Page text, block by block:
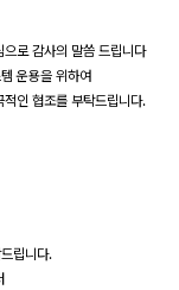
로 감사의 말씀 드립니다
운용을 위하여
인 협조를 부탁드립니다.
립니다.